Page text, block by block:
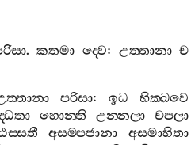
.කතමා ද‍්වෙ: උත‍්තානා ච
පරිසා: ඉධ
භික‍්ඛවෙ
හොන‍්ති උන‍්නලා
චපලා
අසම‍්පජානා
අසමාහිතා